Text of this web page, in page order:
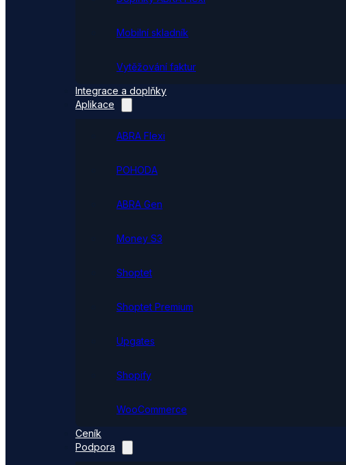
Mobilní skladník
Vytěžování faktur
Integrace a doplňky
Aplikace
ABRA Flexi
POHODA
ABRA Gen
Money S3
Shoptet
Shoptet Premium
Upgates
Shopify
WooCommerce
Ceník
Podpora